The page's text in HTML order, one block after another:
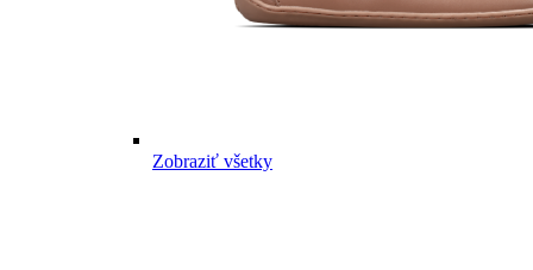
Zobraziť všetky